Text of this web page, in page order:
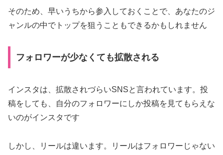
そのため、早いうちから参入しておくことで、あなたのジ
ャンルの中でトップを狙うこともできるかもしれません
フォロワーが少なくても拡散される
インスタは、拡散されづらいSNSと言われています。投
稿をしても、自分のフォロワーにしか投稿を見てもらえな
いのがインスタです
しかし、リールは違います。リールはフォロワーじゃない